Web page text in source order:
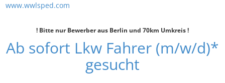
www.wwlsped.com
! Bitte nur Bewerber aus Berlin und 70km Umkreis !
Ab sofort Lkw Fahrer (m/w/d)*
gesucht